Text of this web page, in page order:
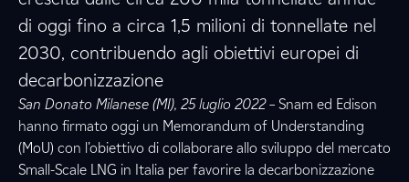
di oggi fino a circa 1,5 milioni di tonnellate nel
2030, contribuendo agli obiettivi europei di
decarbonizzazione
San Donato Milanese (MI), 25 luglio 2022– Snam ed Edison
hanno firmato oggi un Memorandum of Understanding
(MoU) con l’obiettivo di collaborare allo sviluppo del mercato
Small-Scale LNG in Italia per favorire la decarbonizzazione